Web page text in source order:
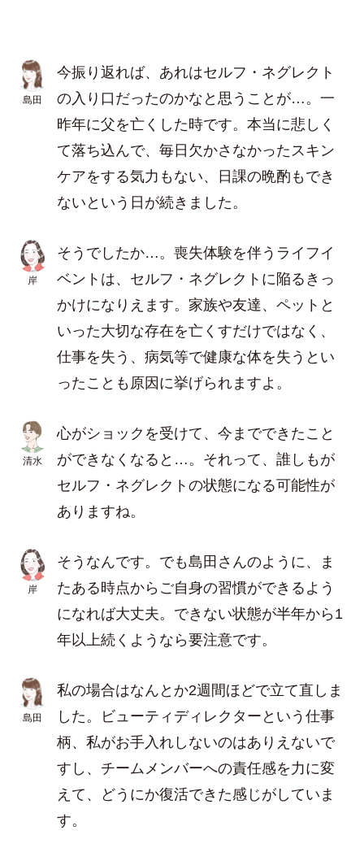
島田
今振り返れば、あれはセルフ・ネグレクト
の入り口だったのかなと思うことが…。一
昨年に父を亡くした時です。本当に悲しく
て落ち込んで、毎日欠かさなかったスキン
ケアをする気力もない、日課の晩酌もでき
ないという日が続きました。
岸
そうでしたか…。喪失体験を伴うライフイ
ベントは、セルフ・ネグレクトに陥るきっ
かけになりえます。家族や友達、ペットと
いった大切な存在を亡くすだけではなく、
仕事を失う、病気等で健康な体を失うとい
ったことも原因に挙げられますよ。
清水
心がショックを受けて、今までできたこと
ができなくなると…。それって、誰しもが
セルフ・ネグレクトの状態になる可能性が
ありますね。
岸
そうなんです。でも島田さんのように、ま
たある時点からご自身の習慣ができるよう
になれば大丈夫。できない状態が半年から1
年以上続くようなら要注意です。
島田
私の場合はなんとか2週間ほどで立て直しま
した。ビューティディレクターという仕事
柄、私がお手入れしないのはありえないで
すし、チームメンバーへの責任感を力に変
えて、どうにか復活できた感じがしていま
す。